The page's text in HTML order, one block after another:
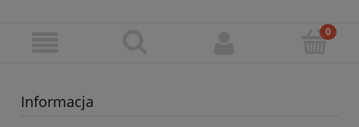
Informacja